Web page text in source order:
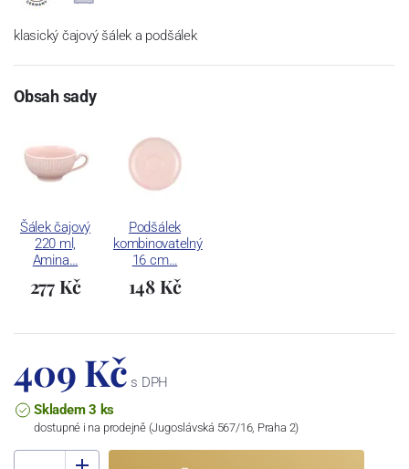
klasický čajový šálek a podšálek
Obsah sady
Šálek čajový
220 ml,
Amina…
277 Kč
Podšálek
kombinovatelný
16 cm…
148 Kč
409 Kč s DPH
Skladem 3 ks
dostupné i na prodejně (Jugoslávská 567/16, Praha 2)